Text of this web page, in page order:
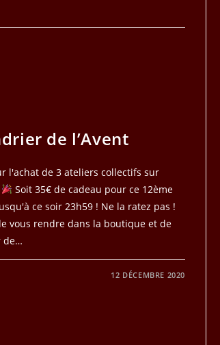
de l’Avent
l'achat de 3 ateliers collectifs sur
Soit 35€ de cadeau pour ce 12ème
ce soir 23h59 ! Ne la ratez pas !
vous rendre dans la boutique et de
de…
12 DÉCEMBRE 2020